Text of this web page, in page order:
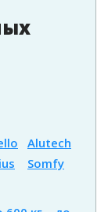
Alutech
Somfy